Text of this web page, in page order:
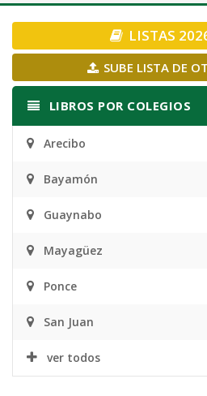
LISTAS
SUBE LISTA DE
LIBROS POR COLEGIOS
Arecibo
Bayamón
Guaynabo
Mayagüez
Ponce
San Juan
ver todos